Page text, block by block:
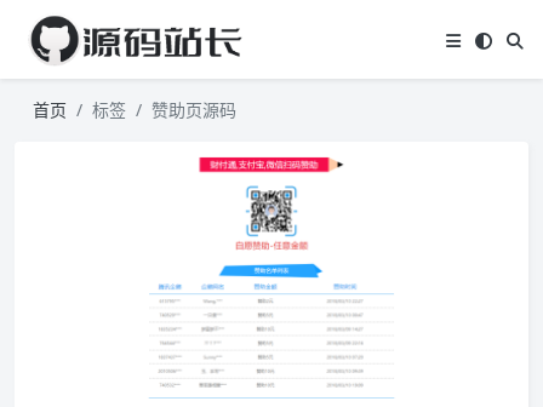
首页 标签 赞助页源码